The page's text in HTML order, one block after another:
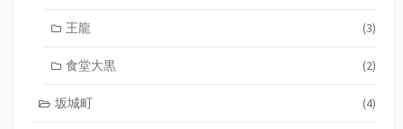
王龍 (3)
食堂大黒 (2)
坂城町 (4)